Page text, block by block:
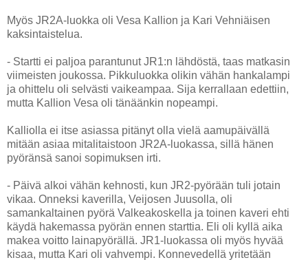
Myös JR2A-luokka oli Vesa Kallion ja Kari Vehniäisen
kaksintaistelua.
- Startti ei paljoa parantunut JR1:n lähdöstä, taas matkasin
viimeisten joukossa. Pikkuluokka olikin vähän hankalampi
ja ohittelu oli selvästi vaikeampaa. Sija kerrallaan edettiin,
mutta Kallion Vesa oli tänäänkin nopeampi.
Kalliolla ei itse asiassa pitänyt olla vielä aamupäivällä
mitään asiaa mitalitaistoon JR2A-luokassa, sillä hänen
pyöränsä sanoi sopimuksen irti.
- Päivä alkoi vähän kehnosti, kun JR2-pyörään tuli jotain
vikaa. Onneksi kaverilla, Veijosen Juusolla, oli
samankaltainen pyörä Valkeakoskella ja toinen kaveri ehti
käydä hakemassa pyörän ennen starttia. Eli oli kyllä aika
makea voitto lainapyörällä. JR1-luokassa oli myös hyvää
kisaa, mutta Kari oli vahvempi. Konnevedellä yritetään